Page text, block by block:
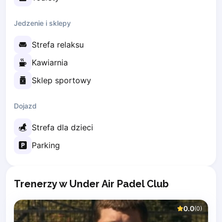
Gdansk
Grudziądz
Kalisz
Katowice Area
Kościerzyna
Krakow
Olsztyn
Piaseczno
Jedzenie i sklepy
Strefa relaksu
Kawiarnia
Sklep sportowy
Dojazd
Strefa dla dzieci
Parking
Trenerzy w Under Air Padel Club
0.0(0)